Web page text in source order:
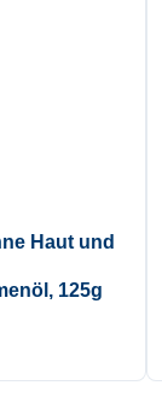
Haut und
125g